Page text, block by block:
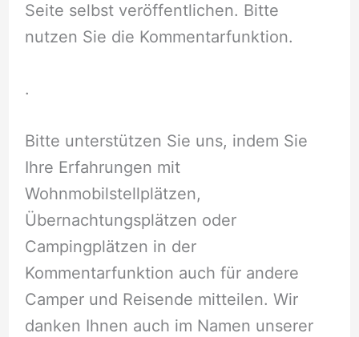
Seite selbst veröffentlichen. Bitte
nutzen Sie die Kommentarfunktion.
.
Bitte unterstützen Sie uns, indem Sie
Ihre Erfahrungen mit
Wohnmobilstellplätzen,
Übernachtungsplätzen oder
Campingplätzen in der
Kommentarfunktion auch für andere
Camper und Reisende mitteilen. Wir
danken Ihnen auch im Namen unserer